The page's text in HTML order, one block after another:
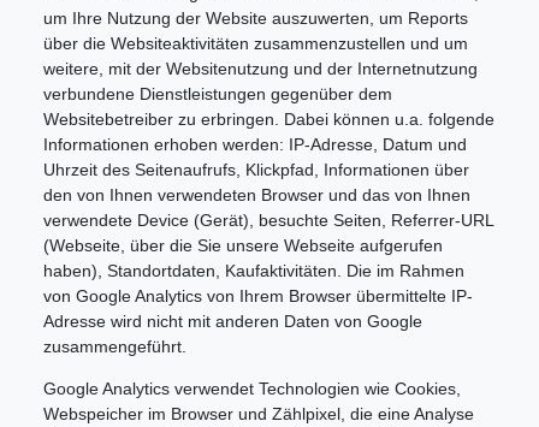
um Ihre Nutzung der Website auszuwerten, um Reports
über die Websiteaktivitäten zusammenzustellen und um
weitere, mit der Websitenutzung und der Internetnutzung
verbundene Dienstleistungen gegenüber dem
Websitebetreiber zu erbringen. Dabei können u.a. folgende
Informationen erhoben werden: IP-Adresse, Datum und
Uhrzeit des Seitenaufrufs, Klickpfad, Informationen über
den von Ihnen verwendeten Browser und das von Ihnen
verwendete Device (Gerät), besuchte Seiten, Referrer-URL
(Webseite, über die Sie unsere Webseite aufgerufen
haben), Standortdaten, Kaufaktivitäten. Die im Rahmen
von Google Analytics von Ihrem Browser übermittelte IP-
Adresse wird nicht mit anderen Daten von Google
zusammengeführt.
Google Analytics verwendet Technologien wie Cookies,
Webspeicher im Browser und Zählpixel, die eine Analyse